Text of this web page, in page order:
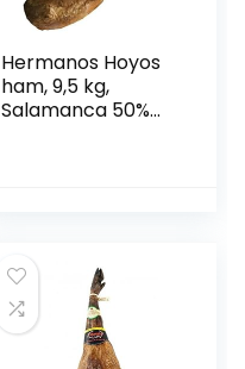
Hermanos Hoyos
ham, 9,5 kg,
Salamanca 50%